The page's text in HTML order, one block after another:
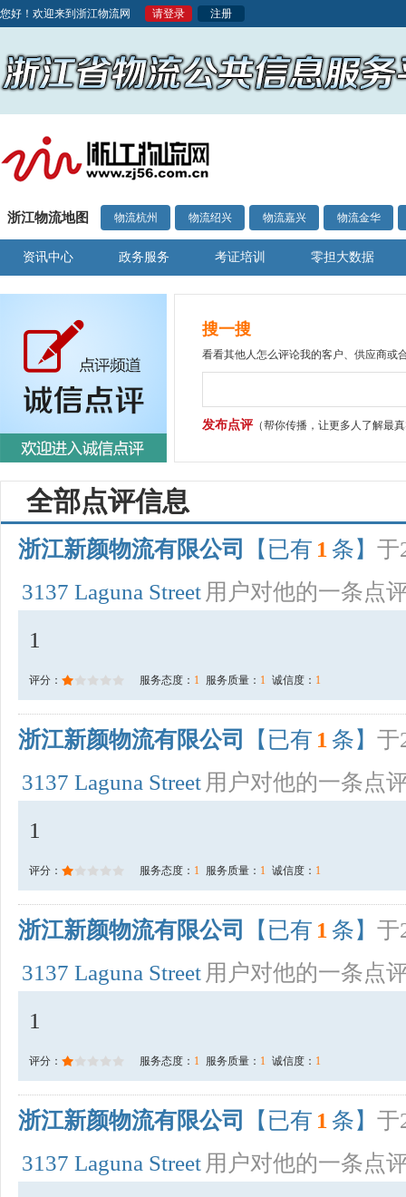
您好！欢迎来到浙江物流网 请登录 注册
浙江物流地图 物流杭州 物流绍兴 物流嘉兴 物流金华
资讯中心 政务服务 考证培训 零担大数据
搜一搜
看看其他人怎么评论我的客户、供应商或
发布点评（帮你传播，让更多人了解最
全部点评信息
浙江新颜物流有限公司 【已有 1 条】 于
3137 Laguna Street 用户对他的一条点
1
评分： 服务态度： 1 服务质量： 1 诚信度： 1
浙江新颜物流有限公司 【已有 1 条】 于
3137 Laguna Street 用户对他的一条点
1
评分： 服务态度： 1 服务质量： 1 诚信度： 1
浙江新颜物流有限公司 【已有 1 条】 于
3137 Laguna Street 用户对他的一条点
1
评分： 服务态度： 1 服务质量： 1 诚信度： 1
浙江新颜物流有限公司 【已有 1 条】 于
3137 Laguna Street 用户对他的一条点